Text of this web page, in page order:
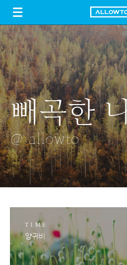
FREE DOWNLOAD GUIDE
빼곡한
@ allowto
나무
@ allowto
깍은 복
@ allowto
드론
@ allowto
수문을
@ allowto
TIME
양귀비